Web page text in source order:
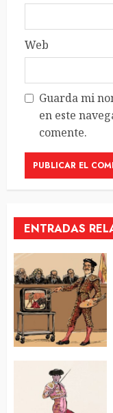
Web
Guarda mi
en este
comente.
ENTRADAS